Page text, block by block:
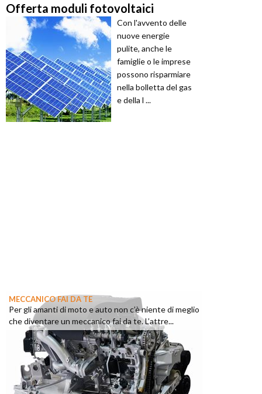
Offerta moduli fotovoltaici
Con l'avvento delle
nuove energie
pulite, anche le
famiglie o le imprese
possono risparmiare
nella bolletta del gas
e della l ...
MECCANICO FAI DA TE
Per gli amanti di moto e auto non c’è niente di meglio
che diventare un meccanico fai da te. L’attre...